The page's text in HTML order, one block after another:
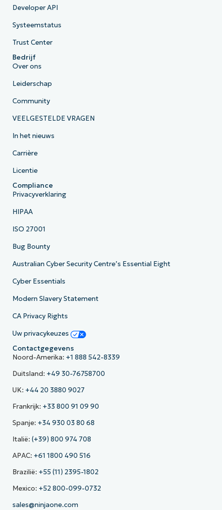
Developer API
Systeemstatus
Trust Center
Bedrijf
Over ons
Leiderschap
Community
VEELGESTELDE VRAGEN
In het nieuws
Carrière
Licentie
Compliance
Privacyverklaring
HIPAA
ISO 27001
Bug Bounty
Australian Cyber Security Centre’s Essential Eight
Cyber Essentials
Modern Slavery Statement
CA Privacy Rights
Uw privacykeuzes
Contactgegevens
Noord-Amerika: +1 888 542-8339
Duitsland: +49 30-76758700
UK: +44 20 3880 9027
Frankrijk: +33 800 91 09 90
Spanje: +34 930 03 80 68
Italië: (+39) 800 974 708
APAC: +61 1800 490 516
Brazilië: +55 (11) 2395-1802
Mexico: +52 800-099-0732
sales@ninjaone.com